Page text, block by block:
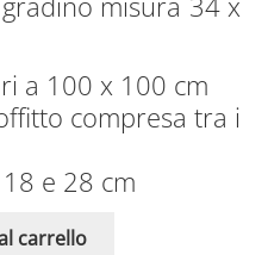
a 100 x 100 cm
compresa tra i
e 28 cm
carrello